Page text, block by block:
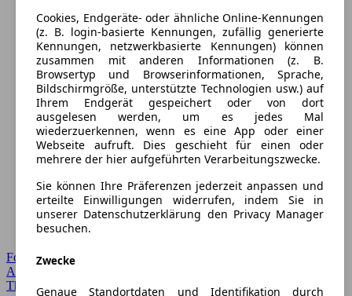
Forum Startseite
Alle Auto-Foren
Themen-Forum
Cookies, Endgeräte- oder ähnliche Online-Kennungen
(z. B. login-basierte Kennungen, zufällig generierte
Kennungen, netzwerkbasierte Kennungen) können
zusammen mit anderen Informationen (z. B.
Browsertyp und Browserinformationen, Sprache,
Bildschirmgröße, unterstützte Technologien usw.) auf
Ihrem Endgerät gespeichert oder von dort
ausgelesen werden, um es jedes Mal
wiederzuerkennen, wenn es eine App oder einer
Webseite aufruft. Dies geschieht für einen oder
mehrere der hier aufgeführten Verarbeitungszwecke.
Sie können Ihre Präferenzen jederzeit anpassen und
erteilte Einwilligungen widerrufen, indem Sie in
unserer Datenschutzerklärung den Privacy Manager
besuchen.
Zwecke
Genaue Standortdaten und Identifikation durch